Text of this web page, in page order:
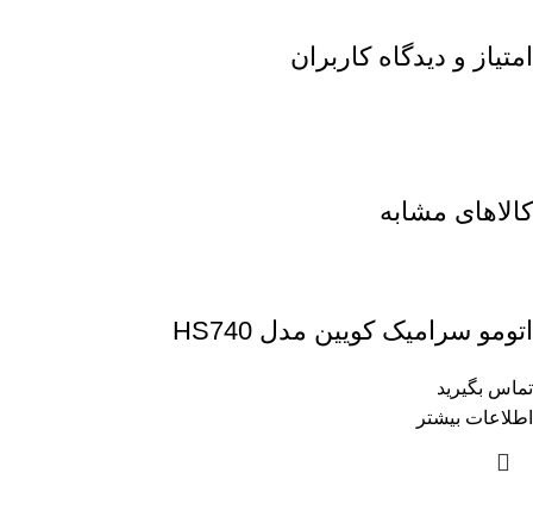
امتیاز و دیدگاه کاربران
کالاهای مشابه
اتومو سرامیک کویین مدل HS740
تماس بگیرید
اطلاعات بیشتر